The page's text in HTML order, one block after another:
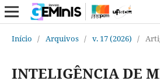
Início / Arquivos / v. 17 (2026) /
INTELIGÊNCIA DE